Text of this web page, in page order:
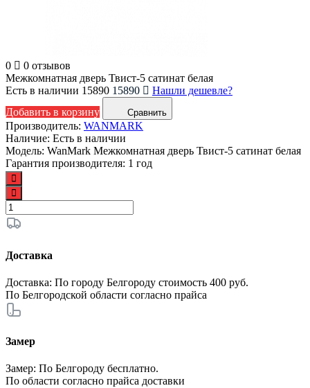
0
0 отзывов
Межкомнатная дверь Твист-5 сатинат белая
Есть в наличии 15890 15890
Нашли дешевле?
Добавить в корзину
Сравнить
Производитель: WANMARK
Наличие: Есть в наличии
Модель: WanMark Межкомнатная дверь Твист-5 сатинат белая
Гарантия производителя: 1 год
Доставка
Доставка: По городу Белгороду стоимость 400 руб.
По Белгородской области согласно прайса
Замер
Замер: По Белгороду бесплатно.
По области согласно прайса доставки